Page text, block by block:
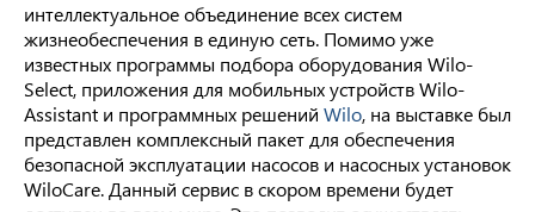
интеллектуальное объединение всех систем
жизнеобеспечения в единую сеть. Помимо уже
известных программы подбора оборудования Wilo-
Select, приложения для мобильных устройств Wilo-
Assistant и программных решений Wilo, на выставке был
представлен комплексный пакет для обеспечения
безопасной эксплуатации насосов и насосных установок
WiloCare. Данный сервис в скором времени будет